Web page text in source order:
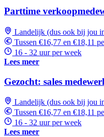
Parttime
Landelijk (dus ook bij jou
Tussen €16,77 en €18,11
16 - 32 uur per week
Lees meer
Gezocht: sales
Landelijk (dus ook bij jou
Tussen €16,77 en €18,11
16 - 32 uur per week
Lees meer